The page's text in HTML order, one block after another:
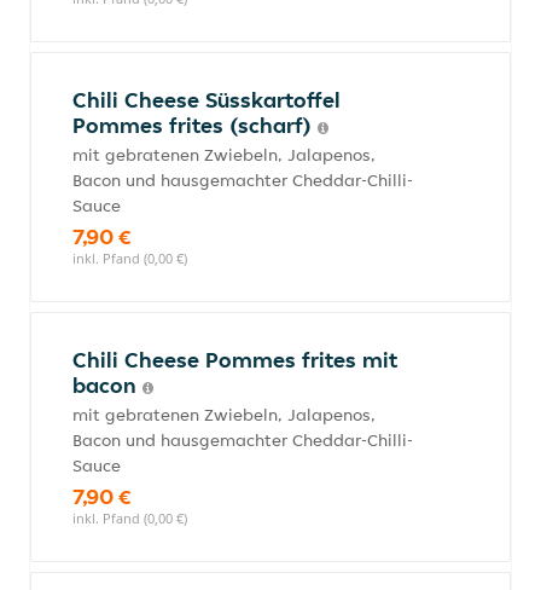
Chili Cheese Süsskartoffel
Pommes frites (scharf)
mit gebratenen Zwiebeln, Jalapenos,
Bacon und hausgemachter Cheddar-Chilli-
Sauce
7,90 €
inkl. Pfand (0,00 €)
Chili Cheese Pommes frites mit
bacon
mit gebratenen Zwiebeln, Jalapenos,
Bacon und hausgemachter Cheddar-Chilli-
Sauce
7,90 €
inkl. Pfand (0,00 €)